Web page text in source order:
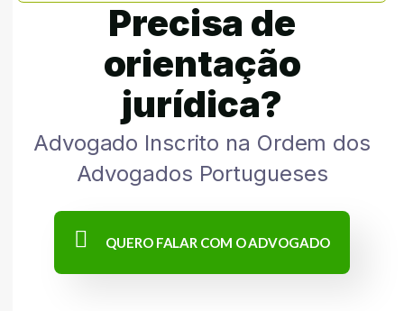
Precisa de
orientação
jurídica?
Advogado Inscrito na Ordem dos
Advogados Portugueses
QUERO FALAR COM O ADVOGADO